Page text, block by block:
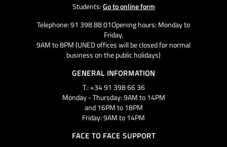
Students:Go to online form
Telephone: 91 398 88 01Opening hours: Monday to
Friday,
9AM to 8PM (UNED offices will be closed for normal
business on the public holidays)
GENERAL INFORMATION
T.: +34 91 398 66 36
Monday - Thursday: 9AM to 14PM
and 16PM to 18PM
Friday: 9AM to 14PM
FACE TO FACE SUPPORT